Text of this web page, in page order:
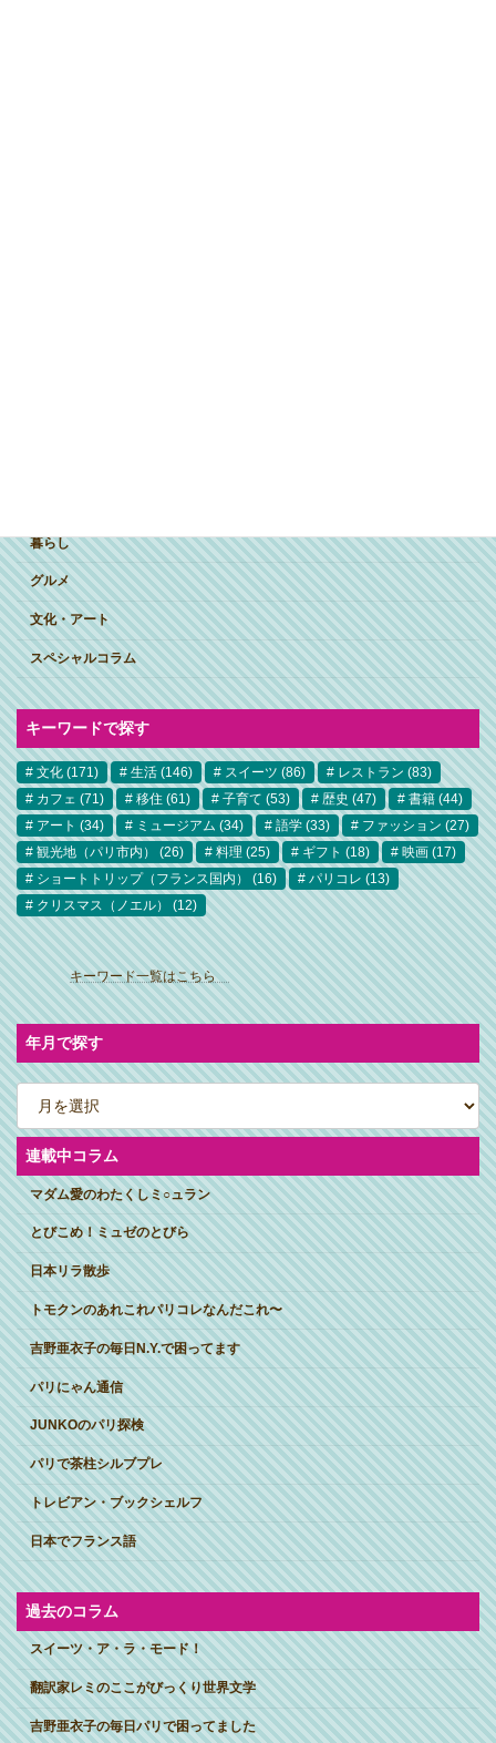
暮らし
グルメ
文化・アート
スペシャルコラム
キーワードで探す
文化 (171) 生活 (146) スイーツ (86) レストラン (83)
カフェ (71) 移住 (61) 子育て (53) 歴史 (47) 書籍 (44)
アート (34) ミュージアム (34) 語学 (33) ファッション (27)
観光地（パリ市内）
(26) 料理 (25) ギフト (18) 映画 (17)
ショートトリップ（フランス国内）
(16) パリコレ (13)
クリスマス（ノエル）
(12)
ア
イ
コ
ン
リ
ン
ク
キーワード一覧はこちら
年月で探す
ア
ー
カ
イ
ブ連載中コラム
マダム愛のわたくしミ○ュラン
とびこめ！ミュゼのとびら
日本リラ散歩
トモクンのあれこれパリコレなんだこれ〜
吉野亜衣子の毎日N.Y.で困ってます
パリにゃん通信
JUNKOのパリ探検
パリで茶柱シルブプレ
トレビアン・ブックシェルフ
日本でフランス語
過去のコラム
スイーツ・ア・ラ・モード！
翻訳家レミのここがびっくり世界文学
吉野亜衣子の毎日パリで困ってました